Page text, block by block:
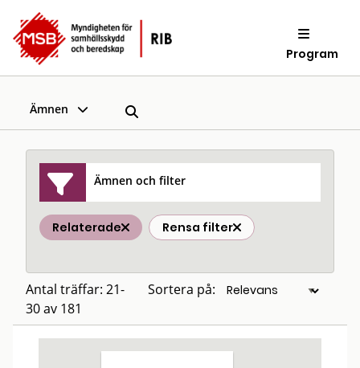
Program
Ämnen
Ämnen och filter
Relaterade Rensa filter
Antal träffar: 21-
30 av 181
Sortera på: